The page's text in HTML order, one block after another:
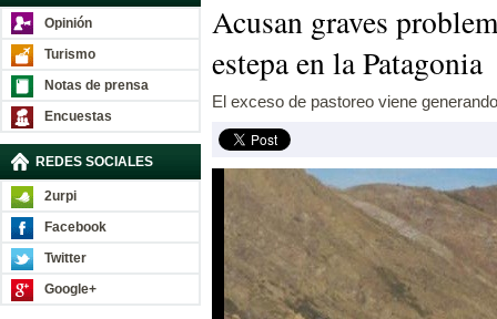
Opinión
Turismo
Notas de prensa
Encuestas
REDES SOCIALES
2urpi
Facebook
Twitter
Google+
Acusan graves
estepa en la Patagonia
El exceso de pastoreo viene